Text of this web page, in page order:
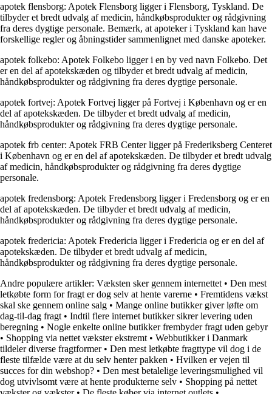
apotek flensborg: Apotek Flensborg ligger i Flensborg, Tyskland. De
tilbyder et bredt udvalg af medicin, håndkøbsprodukter og rådgivning
fra deres dygtige personale. Bemærk, at apoteker i Tyskland kan have
forskellige regler og åbningstider sammenlignet med danske apoteker.
apotek folkebo: Apotek Folkebo ligger i en by ved navn Folkebo. Det
er en del af apotekskæden og tilbyder et bredt udvalg af medicin,
håndkøbsprodukter og rådgivning fra deres dygtige personale.
apotek fortvej: Apotek Fortvej ligger på Fortvej i København og er en
del af apotekskæden. De tilbyder et bredt udvalg af medicin,
håndkøbsprodukter og rådgivning fra deres dygtige personale.
apotek frb center: Apotek FRB Center ligger på Frederiksberg Centeret
i København og er en del af apotekskæden. De tilbyder et bredt udvalg
af medicin, håndkøbsprodukter og rådgivning fra deres dygtige
personale.
apotek fredensborg: Apotek Fredensborg ligger i Fredensborg og er en
del af apotekskæden. De tilbyder et bredt udvalg af medicin,
håndkøbsprodukter og rådgivning fra deres dygtige personale.
apotek fredericia: Apotek Fredericia ligger i Fredericia og er en del af
apotekskæden. De tilbyder et bredt udvalg af medicin,
håndkøbsprodukter og rådgivning fra deres dygtige personale.
Andre populære artikler: Væksten sker gennem internettet • Den mest
letkøbte form for fragt er dog selv at hente varerne • Fremtidens vækst
skal ske gennem online salg • Mange online butikker giver løfte om
dag-til-dag fragt • Indtil flere internet butikker sikrer levering uden
beregning • Nogle enkelte online butikker frembyder fragt uden gebyr
• Shopping via nettet vækster ekstremt • Webbutikker i Danmark
tildeler diverse fragtformer• Den mest letkøbte fragttype vil dog i de
fleste tilfælde være at du selv henter pakken • Hvilken er vejen til
succes for din webshop? • Den mest betalelige leveringsmulighed vil
dog utvivlsomt være at hente produkterne selv • Shopping på nettet